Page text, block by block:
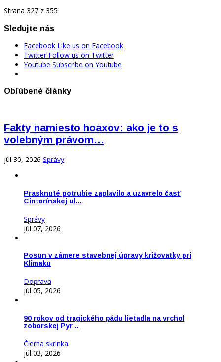
Strana 327 z 355
Sledujte nás
Facebook Like us on Facebook
Twitter Follow us on Twitter
Youtube Subscribe on Youtube
Obľúbené články
Fakty namiesto hoaxov: ako je to s
volebným právom…
júl 30, 2026 Správy
Prasknuté potrubie zaplavilo a uzavrelo časť
Cintorínskej ul…
Správy
júl 07, 2026
Posun v zámere stavebnej úpravy križovatky pri
Klimaku
Doprava
júl 05, 2026
90 rokov od tragického pádu lietadla na vrchol
zoborskej Pyr…
Čierna skrinka
júl 03, 2026